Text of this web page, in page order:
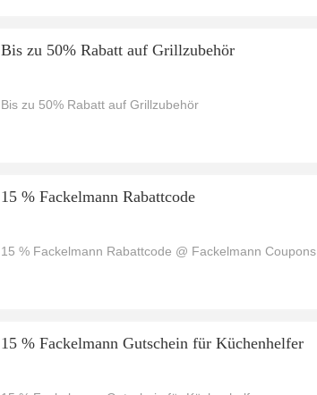
Bis zu 50% Rabatt auf Grillzubehör
Bis zu 50% Rabatt auf Grillzubehör
15 % Fackelmann Rabattcode
15 % Fackelmann Rabattcode @ Fackelmann Coupons
15 % Fackelmann Gutschein für Küchenhelfer